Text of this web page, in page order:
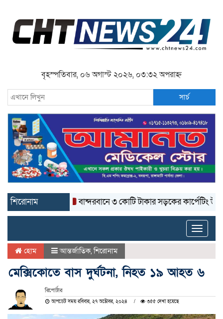
বৃহস্পতিবার, ০৬ অগাস্ট ২০২৬, ০৩:৩২ অপরাহ্ন
সার্চ
শিরোনাম বান্দরবানে ৩ কোটি টাকার সড়কের কার্পেটিং উঠে যাচ্ছে
Toggle
হোম আন্তর্জাতিক,শিরোনাম
মেক্সিকোতে বাস দুর্ঘটনা, নিহত ১৯ আহত ৬
রিপোর্টার
আপডেট সময় রবিবার, ২৭ অক্টোবর, ২০২৪ ৩৫৫ দেখা হয়েছে